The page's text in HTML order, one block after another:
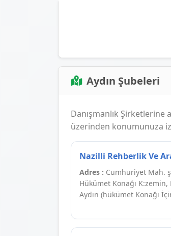
Aydın Şubeleri
Danışmanlık
üzerinden konumunuza
Nazilli Rehberlik Ve
Adres : Cumhuriyet Mah.
Hükümet Konağı
Aydın (hükümet Konağı